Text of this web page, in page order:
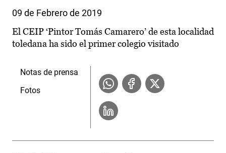
09 de Febrero de 2019
El CEIP ‘Pintor Tomás Camarero’ de esta localidad
toledana ha sido el primer colegio visitado
Notas de prensa
Fotos